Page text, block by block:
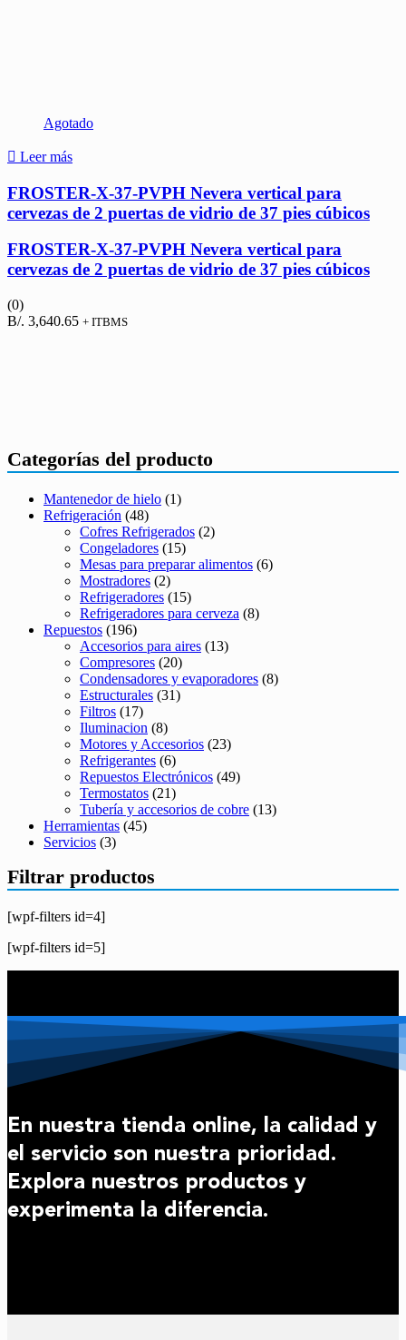
Agotado
Leer más
FROSTER-X-37-PVPH Nevera vertical para
cervezas de 2 puertas de vidrio de 37 pies cúbicos
FROSTER-X-37-PVPH Nevera vertical para
cervezas de 2 puertas de vidrio de 37 pies cúbicos
(0)
B/. 3,640.65 + ITBMS
Categorías del producto
Mantenedor de hielo (1)
Refrigeración (48)
Cofres Refrigerados (2)
Congeladores (15)
Mesas para preparar alimentos (6)
Mostradores (2)
Refrigeradores (15)
Refrigeradores para cerveza (8)
Repuestos (196)
Accesorios para aires (13)
Compresores (20)
Condensadores y evaporadores (8)
Estructurales (31)
Filtros (17)
Iluminacion (8)
Motores y Accesorios (23)
Refrigerantes (6)
Repuestos Electrónicos (49)
Termostatos (21)
Tubería y accesorios de cobre (13)
Herramientas (45)
Servicios (3)
Filtrar productos
[wpf-filters id=4]
[wpf-filters id=5]
En nuestra tienda online, la calidad y
el servicio son nuestra prioridad.
Explora nuestros productos y
experimenta la diferencia.